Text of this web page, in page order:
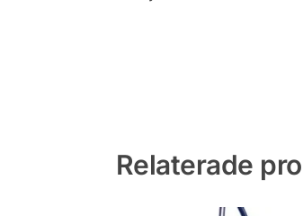
Relaterade